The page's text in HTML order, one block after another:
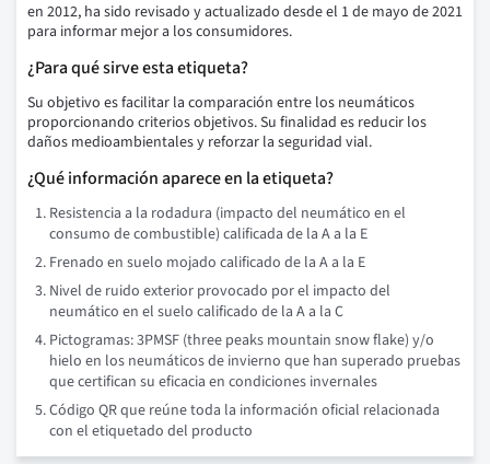
en 2012, ha sido revisado y actualizado desde el 1 de mayo de 2021
para informar mejor a los consumidores.
¿Para qué sirve esta etiqueta?
Su objetivo es facilitar la comparación entre los neumáticos
proporcionando criterios objetivos. Su finalidad es reducir los
daños medioambientales y reforzar la seguridad vial.
¿Qué información aparece en la etiqueta?
Resistencia a la rodadura (impacto del neumático en el
consumo de combustible) calificada de la A a la E
Frenado en suelo mojado calificado de la A a la E
Nivel de ruido exterior provocado por el impacto del
neumático en el suelo calificado de la A a la C
Pictogramas: 3PMSF (three peaks mountain snow flake) y/o
hielo en los neumáticos de invierno que han superado pruebas
que certifican su eficacia en condiciones invernales
Código QR que reúne toda la información oficial relacionada
con el etiquetado del producto